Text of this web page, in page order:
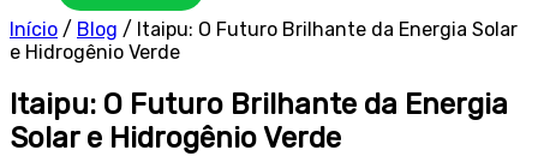
Início / Blog / Itaipu: O Futuro Brilhante da Energia Solar
e Hidrogênio Verde
Itaipu: O Futuro Brilhante da Energia
Solar e Hidrogênio Verde